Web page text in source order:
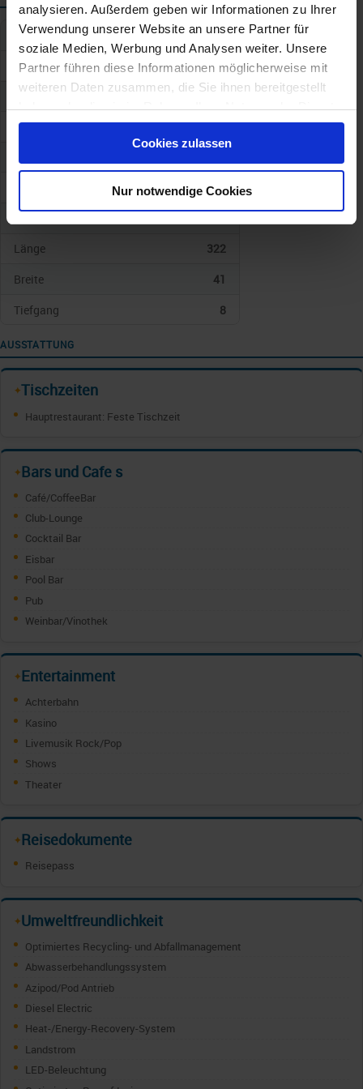
analysieren. Außerdem geben wir Informationen zu Ihrer
Verwendung unserer Website an unsere Partner für
soziale Medien, Werbung und Analysen weiter. Unsere
Partner führen diese Informationen möglicherweise mit
weiteren Daten zusammen, die Sie ihnen bereitgestellt
haben oder die sie im Rahmen Ihrer Nutzung der Dienste
gesammelt haben.
Cookies zulassen
Nur notwendige Cookies
Schiffskategorie
Schiffstyp
Norwegian Cruise Line
Baujahr
2026
Geschwindigkeit
22 kn
3571
Länge
322
Breite
41
Tiefgang
8
AUSSTATTUNG
✦Tischzeiten
Hauptrestaurant: Feste Tischzeit
✦Bars und Cafe s
Café/CoffeeBar
Club-Lounge
Cocktail Bar
Eisbar
Pool Bar
Pub
Weinbar/Vinothek
✦Entertainment
Achterbahn
Kasino
Livemusik Rock/Pop
Shows
Theater
✦Reisedokumente
Reisepass
✦Umweltfreundlichkeit
Optimiertes Recycling- und Abfallmanagement
Abwasserbehandlungssystem
Azipod/Pod Antrieb
Diesel Electric
Heat-/Energy-Recovery-System
Landstrom
LED-Beleuchtung